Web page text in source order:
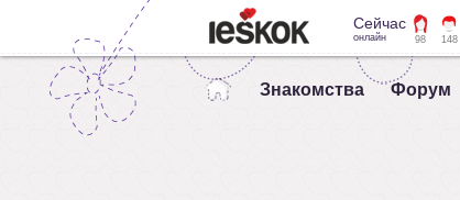
Сейчас
онлайн 98 148
Знакомства Форум